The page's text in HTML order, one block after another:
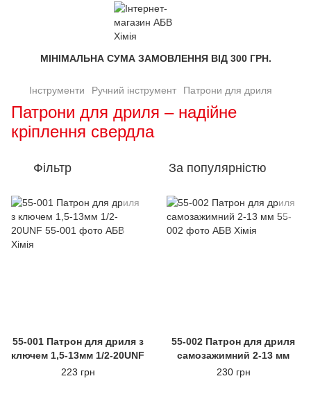
МІНІМАЛЬНА СУМА ЗАМОВЛЕННЯ ВІД 300 ГРН.
Інструменти Ручний інструмент Патрони для дриля
Патрони для дриля – надійне
кріплення свердла
Фільтр За популярністю
55-001 Патрон для дриля з
ключем 1,5-13мм 1/2-20UNF
223 грн
55-002 Патрон для дриля
самозажимний 2-13 мм
230 грн